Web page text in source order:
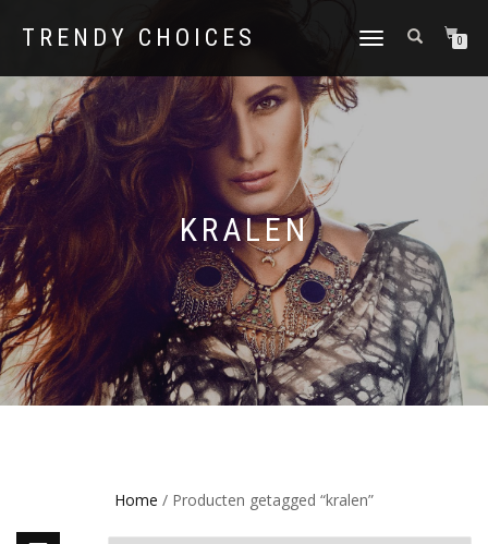
TRENDY CHOICES
SCHAKEL
MENU
0
KRALEN
Home / Producten getagged “kralen”